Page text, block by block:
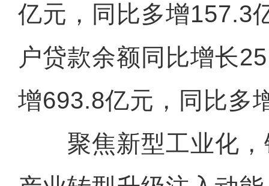
亿元，同比多增157.3
户贷款余额同比增长
增693.8亿元，同比多
聚焦新型工业化，